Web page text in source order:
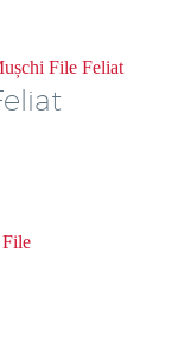
File Feliat